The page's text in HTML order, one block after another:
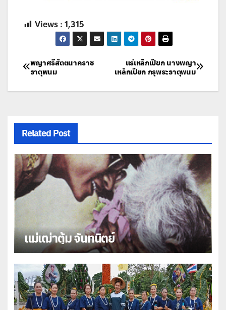
Views : 1,315
แนะแนว
เรื่อง
แร่เหล็กเปียก นางพญา
เหล็กเปียก กรุพระธาตุพนม
พญาศรีสัตตนาคราช
ธาตุพนม
Related Post
แม่เฒ่าตุ้ม จันทนิตย์